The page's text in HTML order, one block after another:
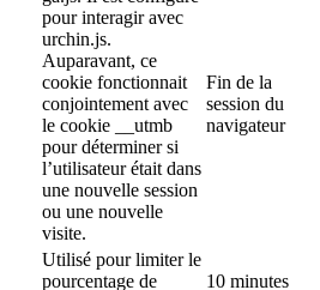
pour interagir avec
urchin.js.
Auparavant, ce
cookie fonctionnait
conjointement avec
le cookie __utmb
pour déterminer si
l’utilisateur était dans
une nouvelle session
ou une nouvelle
visite.
Fin de la
session du
navigateur
Utilisé pour limiter le
pourcentage de
10 minutes